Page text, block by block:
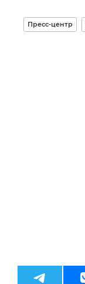
Пресс-центр